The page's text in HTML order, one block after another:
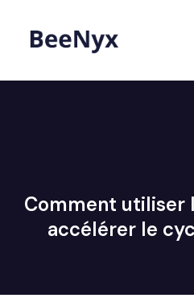
Comment utiliser
accélérer le